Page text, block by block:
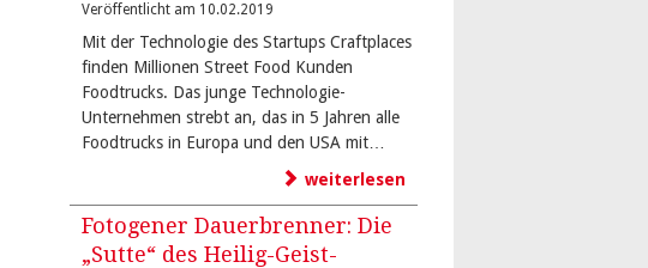
Veröffentlicht am 10.02.2019
Mit der Technologie des Startups Craftplaces
finden Millionen Street Food Kunden
Foodtrucks. Das junge Technologie-
Unternehmen strebt an, das in 5 Jahren alle
Foodtrucks in Europa und den USA mit…
weiterlesen
Fotogener Dauerbrenner: Die
„Sutte“ des Heilig-Geist-